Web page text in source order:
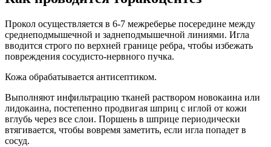
Прокол осуществляется в 6-7 межреберье посередине между
среднеподмышечной и заднеподмышечной линиями. Игла
вводится строго по верхней границе ребра, чтобы избежать
повреждения сосудисто-нервного пучка.
Кожа обрабатывается антисептиком.
Выполняют инфильтрацию тканей раствором новокаина или
лидокаина, постепенно продвигая шприц с иглой от кожи
вглубь через все слои. Поршень в шприце периодически
втягивается, чтобы вовремя заметить, если игла попадет в
сосуд.